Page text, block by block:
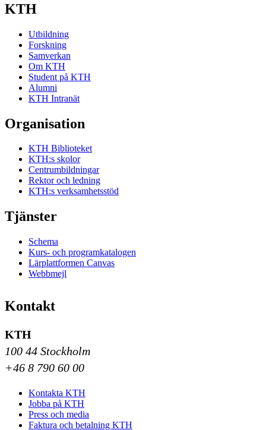
KTH
Utbildning
Forskning
Samverkan
Om KTH
Student på KTH
Alumni
KTH Intranät
Organisation
KTH Biblioteket
KTH:s skolor
Centrumbildningar
Rektor och ledning
KTH:s verksamhetsstöd
Tjänster
Schema
Kurs- och programkatalogen
Lärplattformen Canvas
Webbmejl
Kontakt
KTH
100 44 Stockholm
+46 8 790 60 00
Kontakta KTH
Jobba på KTH
Press och media
Faktura och betalning KTH